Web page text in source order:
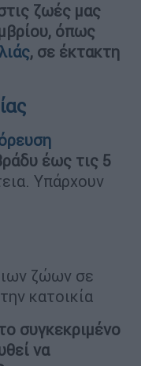
ζωές μας
όπως
, σε έκτακτη
έως τις 5
Υπάρχουν
ζώων σε
κατοικία
συγκεκριμένο
να